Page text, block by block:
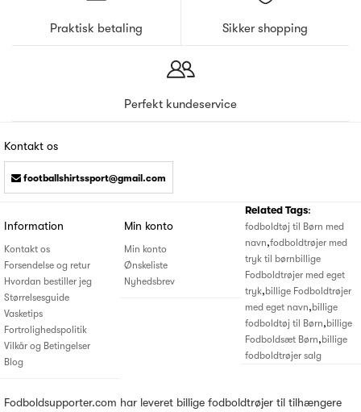
Praktisk betaling Sikker shopping
Perfekt kundeservice
Kontakt os
footballshirtssport@gmail.com
Information
Kontakt os
Forsendelse og retur
Hvordan bestiller jeg
Størrelsesguide
Vasketips
Fortrolighedspolitik
Vilkår og Betingelser
Blog
Min konto
Min konto
Ønskeliste
Nyhedsbrev
Related Tags:
fodboldtøj til Børn med
navn,fodboldtrøjer med
tryk til børnbillige
Fodboldtrøjer med eget
tryk,billige Fodboldtrøjer
med eget navn,billige
fodboldtøj til Børn,billige
Fodboldsæt Børn,billige
fodboldtrøjer salg
Fodboldsupporter.com har leveret billige fodboldtrøjer til tilhængere